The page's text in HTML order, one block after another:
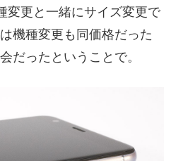
変更と一緒にサイズ変更で
機種変更も同価格だった
だったということで。